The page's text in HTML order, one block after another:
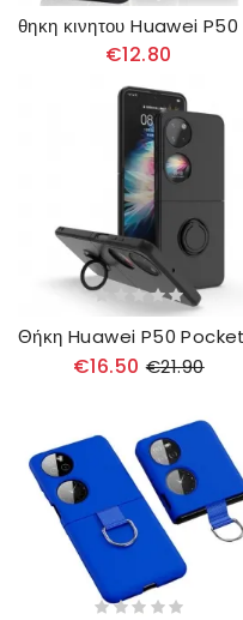
€12.80
€16.50 €21.90